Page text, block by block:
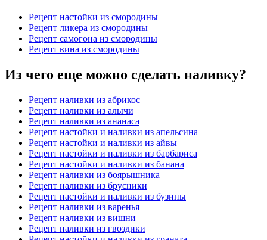
Рецепт настойки из смородины
Рецепт ликера из смородины
Рецепт самогона из смородины
Рецепт вина из смородины
Из чего еще можно сделать наливку?
Рецепт наливки из абрикос
Рецепт наливки из алычи
Рецепт наливки из ананаса
Рецепт настойки и наливки из апельсина
Рецепт настойки и наливки из айвы
Рецепт настойки и наливки из барбариса
Рецепт настойки и наливки из банана
Рецепт наливки из боярышника
Рецепт наливки из брусники
Рецепт настойки и наливки из бузины
Рецепт наливки из варенья
Рецепт наливки из вишни
Рецепт наливки из гвоздики